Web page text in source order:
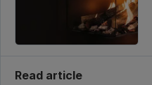
Read article